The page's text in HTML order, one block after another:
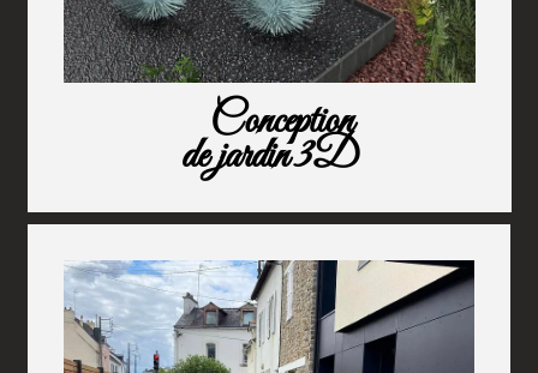
Conception
de jardin 3D